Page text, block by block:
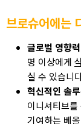
브로슈어에는
글로벌 영향
명 이상에게
실 수 있습니
혁신적인 솔
이니셔티브를
기여하는 베